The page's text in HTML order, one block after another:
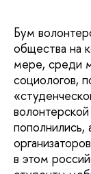
Бум
общества на
мере, среди
социологов,
пополнились,
в этом